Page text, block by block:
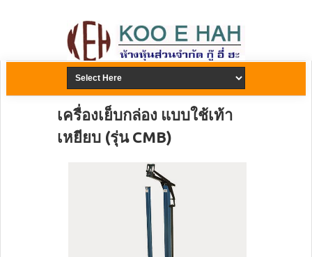
เครื่องเย็บกล่อง แบบใช้เท้า
เหยียบ (รุ่น CMB)